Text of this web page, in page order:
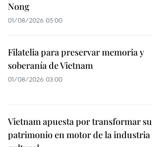
Nong
01/08/2026 05:00
Filatelia para preservar memoria y
soberanía de Vietnam
01/08/2026 03:00
Vietnam apuesta por transformar su
patrimonio en motor de la industria